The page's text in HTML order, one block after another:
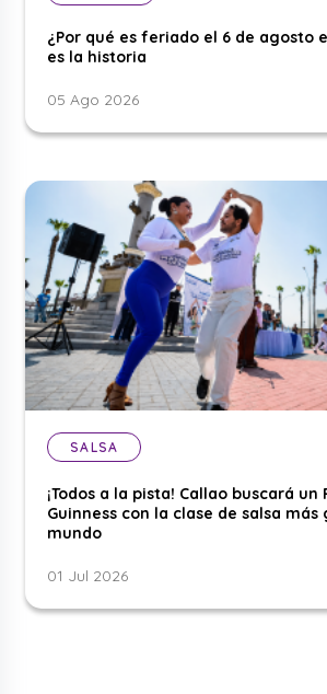
¿Por qué es feriado el 6 de agosto
es la historia
05 Ago 2026
SALSA
¡Todos a la pista! Callao buscará un
Guinness con la clase de salsa más
mundo
01 Jul 2026